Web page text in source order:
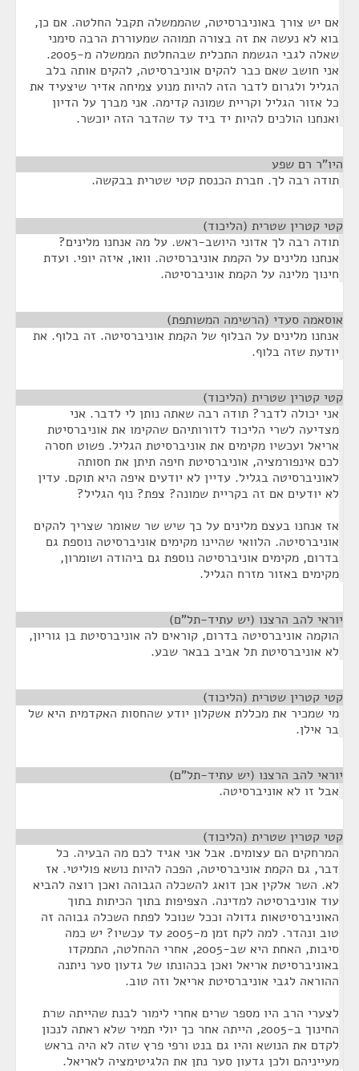
אם יש צורך באוניברסיטה, שהממשלה תקבל החלטה. אם כן,
בוא לא נעשה את זה בצורה תמוהה שמעוררת הרבה סימני
שאלה לגבי הגשמת התכלית שבהחלטת הממשלה מ-2005.
אני חושב שאם כבר להקים אוניברסיטה, להקים אותה בלב
הגליל ולגרום לדבר הזה להיות מנוע צמיחה אדיר שיצעיד את
כל אזור הגליל וקריית שמונה קדימה. אני מברך על הדיון
ואנחנו הולכים להיות יד ביד עד שהדבר הזה יוכשר.
היו"ר רם שפע
תודה רבה לך. חברת הכנסת קטי שטרית בבקשה.
קטי קטרין שטרית (הליכוד)
תודה רבה לך אדוני היושב-ראש. על מה אנחנו מלינים?
אנחנו מלינים על הקמת אוניברסיטה. וואו, איזה יופי. ועדת
חינוך מלינה על הקמת אוניברסיטה.
אוסאמה סעדי (הרשימה המשותפת)
אנחנו מלינים על הבלוף של הקמת אוניברסיטה. זה בלוף. את
יודעת שזה בלוף.
קטי קטרין שטרית (הליכוד)
אני יכולה לדבר? תודה רבה שאתה נותן לי לדבר. אני
מצדיעה לשרי הליכוד לדורותיהם שהקימו את אוניברסיטת
אריאל ועכשיו מקימים את אוניברסיטת הגליל. פשוט חסרה
לכם אינפורמציה, אוניברסיטת חיפה תיתן את חסותה
לאוניברסיטה בגליל. עדיין לא יודעים איפה היא תוקם. עדין
לא יודעים אם זה בקריית שמונה? צפת? נוף הגליל?
אז אנחנו בעצם מלינים על כך שיש שר שאומר שצריך להקים
אוניברסיטה. הלוואי שהיינו מקימים אוניברסיטה נוספת גם
בדרום, מקימים אוניברסיטה נוספת גם ביהודה ושומרון,
מקימים באזור מזרח הגליל.
יוראי להב הרצנו (יש עתיד-תל"ם)
הוקמה אוניברסיטה בדרום, קוראים לה אוניברסיטת בן גוריון,
לא אוניברסיטת תל אביב בבאר שבע.
קטי קטרין שטרית (הליכוד)
מי שמכיר את מכללת אשקלון יודע שהחסות האקדמית היא של
בר אילן.
יוראי להב הרצנו (יש עתיד-תל"ם)
אבל זו לא אוניברסיטה.
קטי קטרין שטרית (הליכוד)
המרחקים הם עצומים. אבל אני אגיד לכם מה הבעיה. כל
דבר, גם הקמת אוניברסיטה, הפכה להיות נושא פוליטי. אז
לא. השר אלקין אכן דואג להשכלה הגבוהה ואכן רוצה להביא
עוד אוניברסיטה למדינה. הצפיפות בתוך הכיתות בתוך
האוניברסיטאות גדולה וככל שנוכל לפתח השכלה גבוהה זה
טוב ונהדר. למה לקח זמן מ-2005 עד עכשיו? יש כמה
סיבות, האחת היא שב-2005, אחרי ההחלטה, התמקדו
באוניברסיטת אריאל ואכן בכהונתו של גדעון סער ניתנה
ההוראה לגבי אוניברסיטת אריאל וזה טוב.
לצערי הרב היו מספר שרים אחרי לימור לבנת שהייתה שרת
החינוך ב-2005, הייתה אחר כך יולי תמיר שלא ראתה לנכון
לקדם את הנושא והיו גם בנט ורפי פרץ שזה לא היה בראש
מעייניהם ולכן גדעון סער נתן את הלגיטימציה לאריאל.